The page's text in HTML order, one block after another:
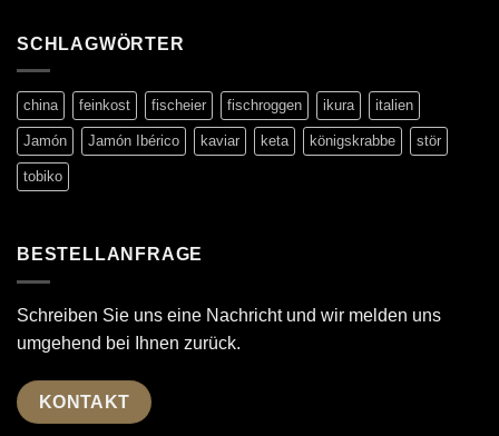
SCHLAGWÖRTER
china feinkost fischeier fischroggen ikura italien
Jamón Jamón Ibérico kaviar keta königskrabbe stör
tobiko
BESTELLANFRAGE
Schreiben Sie uns eine Nachricht und wir melden uns
umgehend bei Ihnen zurück.
KONTAKT